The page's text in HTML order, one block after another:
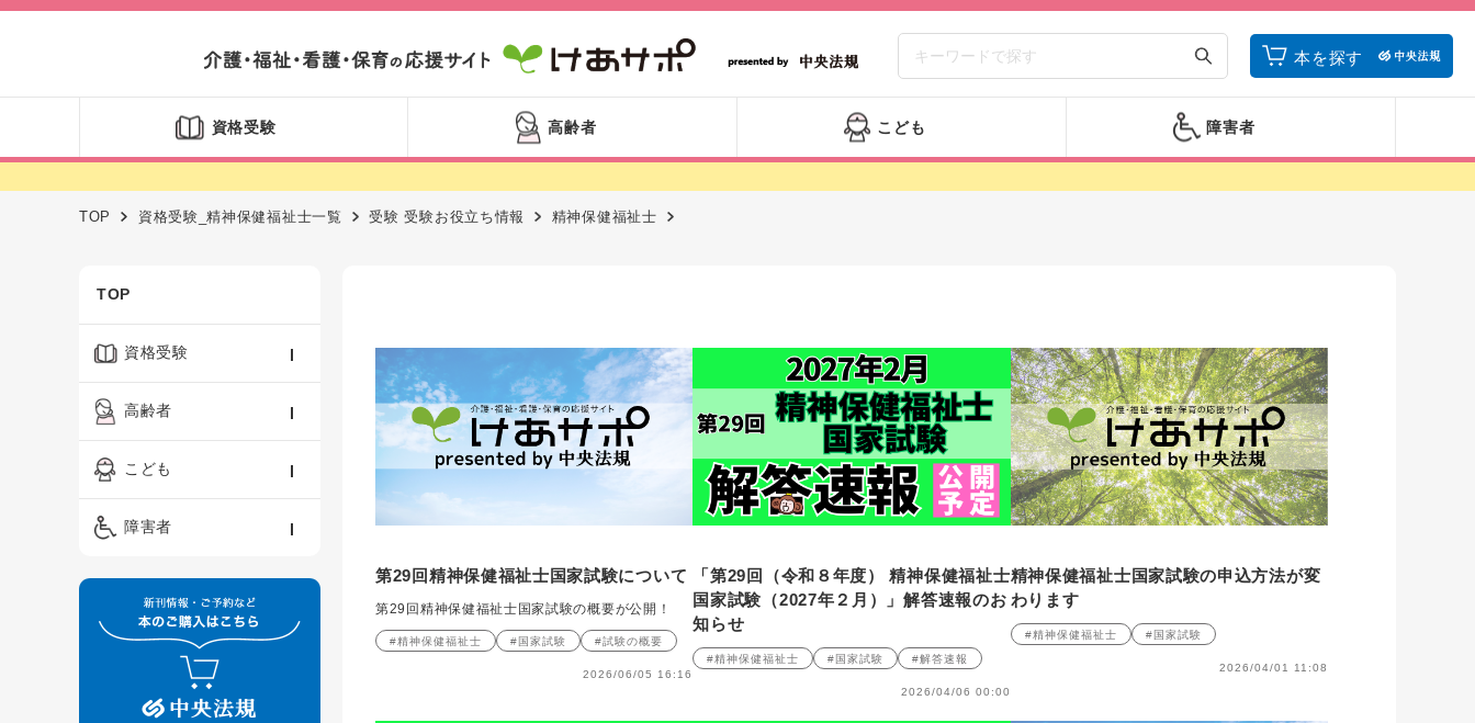
本を探す
資格受験 高齢者 こども 障害者
TOP 資格受験_精神保健福祉士一覧 受験 受験お役立ち情報 精神保健福祉士
TOP
資格受験
ケアマネジャー
精神保健福祉士
保育士
高齢者
認知症ケア・介護技術
ーシャルワーク
看護
制度
こども
保育・教育／発達障害
障害者
障害者支援・福祉 第29回精神保健福祉士国家試験について
第29回精神保健福祉士国家試験の概要が公開！
#精神保健福祉士 #国家試験 #試験の概要
2026/06/05 16:16
「第29回（令和８年度） 精神保健福祉士
国家試験（2027年２月）」解答速報のお
知らせ
#精神保健福祉士 #国家試験 #解答速報
2026/04/06 00:00
精神保健福祉士国家試験の申込方法が変
わります
#精神保健福祉士 #国家試験
2026/04/01 11:08